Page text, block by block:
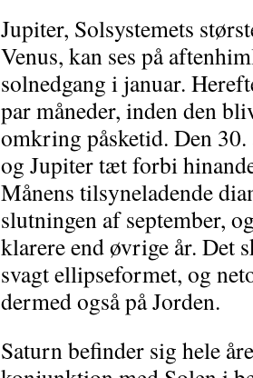
Jupiter, Solsystemets
Venus, kan ses på
solnedgang i januar.
par måneder, inden den
omkring påsketid. Den
og Jupiter tæt forbi
Månens tilsyneladende
slutningen af september,
klarere end øvrige år. Det
svagt ellipseformet, og
dermed også på Jorden.
Saturn befinder sig hele